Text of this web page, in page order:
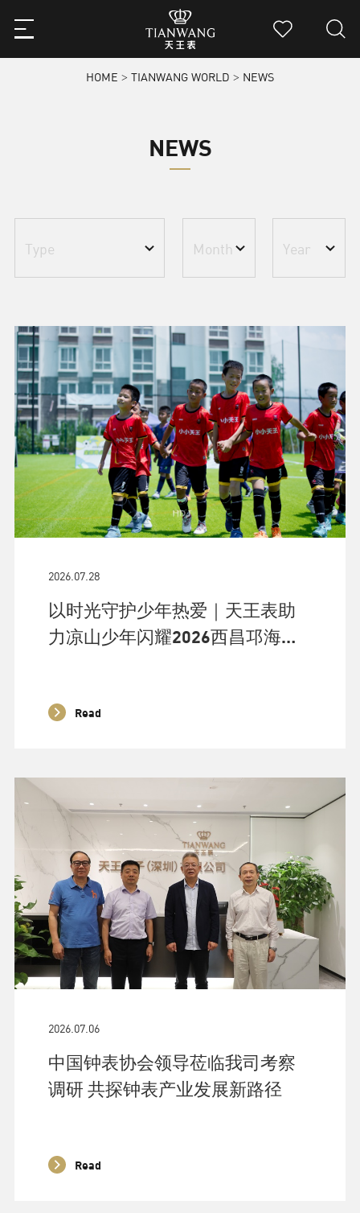
HOME > TIANWANG WORLD > NEWS
NEWS
Type Month Year
2026.07.28
以时光守护少年热爱｜天王表助
力凉山少年闪耀2026西昌邛海阳
Read
2026.07.06
中国钟表协会领导莅临我司考察
调研 共探钟表产业发展新路径
Read